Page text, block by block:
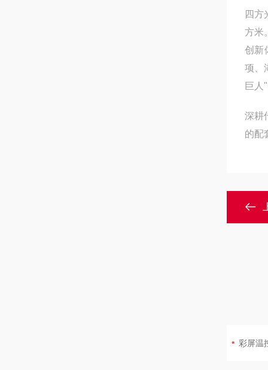
四方
方米
创新
项、
巨人
深耕
的配